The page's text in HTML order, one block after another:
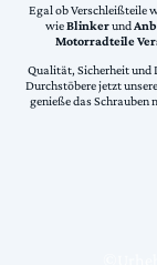
Egal ob Verschleißteile
wieBlinkerund
Motorradteile
Qualität, Sicherheit und
Durchstöbere jetzt
genieße das